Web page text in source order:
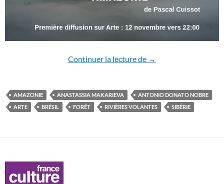
Continuer la lecture de Comment les
→
AMAZONIE ANASTASSIA MAKARIEVA
ANTONIO DONATO NOBRE
ARTE
BRÉSIL FORÊT RIVIÈRES VOLANTES SIBÉRIE